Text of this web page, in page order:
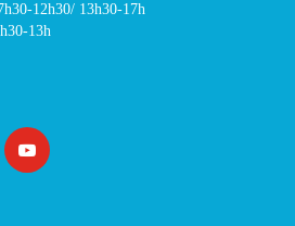
12h30/ 13h30-17h
13h